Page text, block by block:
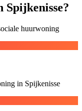
huurwoning
in Spijkenisse